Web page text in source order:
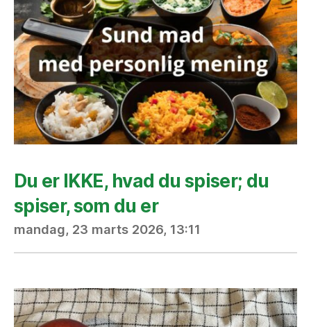
Du er IKKE, hvad du spiser; du
spiser, som du er
mandag, 23 marts 2026, 13:11